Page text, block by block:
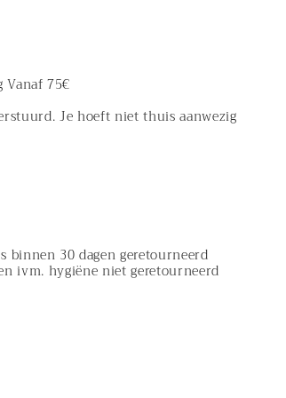
Vanaf 75€
Je hoeft niet thuis aanwezig
binnen 30 dagen geretourneerd
ivm. hygiëne niet geretourneerd